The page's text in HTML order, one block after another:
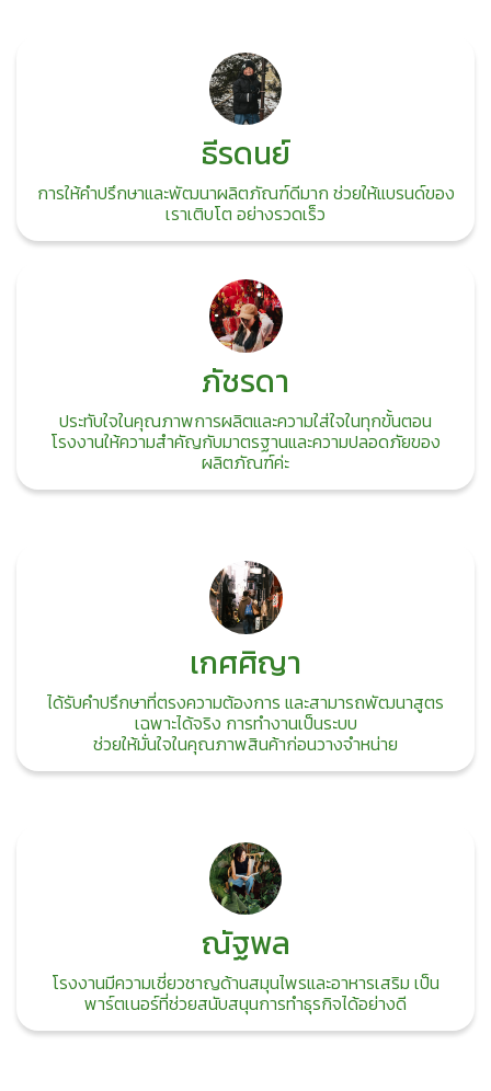
ธีรดนย์
การให้คำปรึกษาและพัฒนาผลิตภัณฑ์ดีมาก ช่วยให้แบรนด์ของ
เราเติบโต อย่างรวดเร็ว
ภัชรดา
ประทับใจในคุณภาพการผลิตและความใส่ใจในทุกขั้นตอน
โรงงานให้ความสำคัญกับมาตรฐานและความปลอดภัยของ
ผลิตภัณฑ์ค่ะ
เกศศิญา
ได้รับคำปรึกษาที่ตรงความต้องการ และสามารถพัฒนาสูตร
เฉพาะได้จริง การทำงานเป็นระบบ
ช่วยให้มั่นใจในคุณภาพสินค้าก่อนวางจำหน่าย
ณัฐพล
โรงงานมีความเชี่ยวชาญด้านสมุนไพรและอาหารเสริม เป็น
พาร์ตเนอร์ที่ช่วยสนับสนุนการทำธุรกิจได้อย่างดี